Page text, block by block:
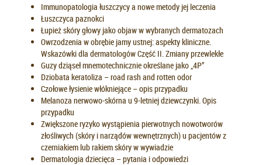
Immunopatologia łuszczycy a nowe metody jej leczenia
Łuszczyca paznokci
Łupież skóry głowy jako objaw w wybranych dermatozach
Owrzodzenia w obrębie jamy ustnej: aspekty kliniczne.
Wskazówki dla dermatologów Część II. Zmiany przewlekłe
Guzy dziąseł mnemotechnicznie określane jako „4P”
Dziobata keratoliza – road rash and rotten odor
Czołowe łysienie włókniejące – opis przypadku
Melanoza nerwowo-skórna u 9-letniej dziewczynki. Opis
przypadku
Zwiększone ryzyko wystąpienia pierwotnych nowotworów
złośliwych (skóry i narządów wewnętrznych) u pacjentów z
czerniakiem lub rakiem skóry w wywiadzie
Dermatologia dziecięca – pytania i odpowiedzi